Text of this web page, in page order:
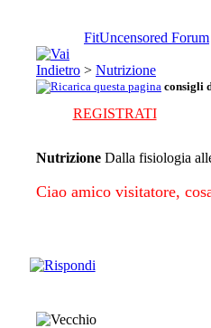
FitUncensored Forum
> Nutrizione
consigli
REGISTRATI
Nutrizione Dalla fisiologia
Ciao amico visitatore,